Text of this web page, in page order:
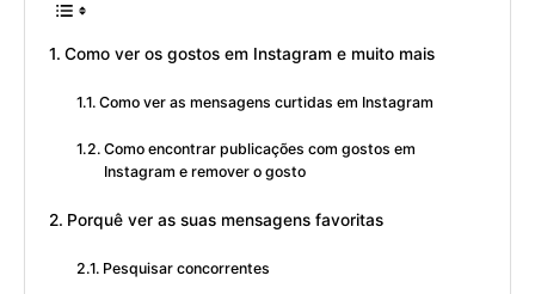
Como ver os gostos em Instagram e muito mais
Como ver as mensagens curtidas em Instagram
Como encontrar publicações com gostos em
Instagram e remover o gosto
Porquê ver as suas mensagens favoritas
Pesquisar concorrentes